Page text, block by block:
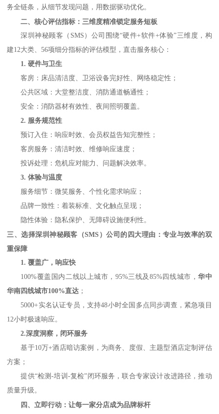
务全链条，从细节发现问题，用数据驱动优化。
二、核心评估指标：三维度精准锁定服务短板
深圳神秘顾客（ SMS）公司 围绕“硬件+软件+体验”三维度，构
建12大类、56项细分指标的评估模型，直击服务核心：
1. 硬件与卫生
客房：床品清洁度、卫浴设备完好性、网络稳定性；
公共区域：大堂整洁度、消防通道畅通性；
安全：消防器材有效性、夜间照明覆盖。
2. 服务规范性
预订入住：响应时效、会员权益告知完整性；
客房服务：清洁时效、维修响应速度；
投诉处理：危机应对能力、问题解决效率。
3. 体验与温度
服务细节：微笑服务、个性化需求响应；
品牌一致性：着装标准、文化触点呈现；
隐性体验：隐私保护、无障碍设施便利性。
三、选择深圳神秘顾客（SMS）公司 的四大理由：专业与效率的双
重保障
1. 覆盖广，响应快
100%覆盖国内二线以上城市，95%三线及85%四线城市，华中
华南四线城市100%直达 ；
5000+实名认证专员，支持48小时全国多点同步调查，紧急项目
12小时极速响应。
2.深度洞察，闭环服务
基于10万+酒店暗访案例，为商务、度假、主题型酒店定制评估
方案；
提供“检测-培训-复检”闭环服务，联合专家设计改进路径，推动
质量升级。
四 、立即行动：让每一家分店成为品牌标杆